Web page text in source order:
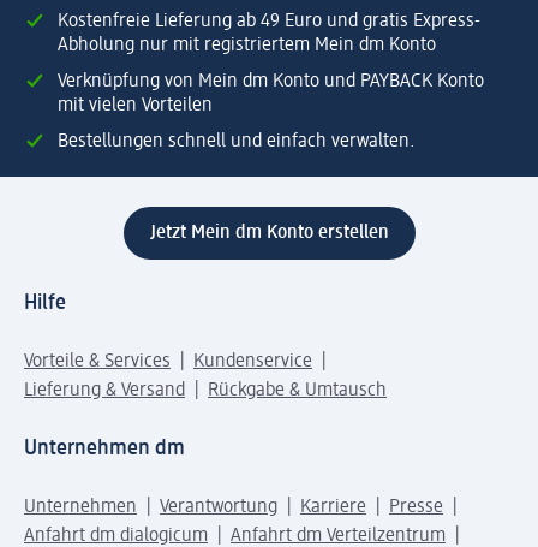
Kostenfreie Lieferung ab 49 Euro und gratis Express-
Abholung nur mit registriertem Mein dm Konto
Verknüpfung von Mein dm Konto und PAYBACK Konto
mit vielen Vorteilen
Bestellungen schnell und einfach verwalten.
Jetzt Mein dm Konto erstellen
Hilfe
Vorteile & Services
Kundenservice
Lieferung & Versand
Rückgabe & Umtausch
Unternehmen dm
Unternehmen Verantwortung Karriere
Presse
Anfahrt dm dialogicum
Anfahrt dm Verteilzentrum